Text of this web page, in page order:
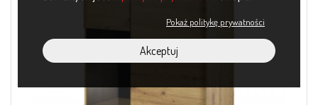
Pokaż politykę prywatności
Akceptuj